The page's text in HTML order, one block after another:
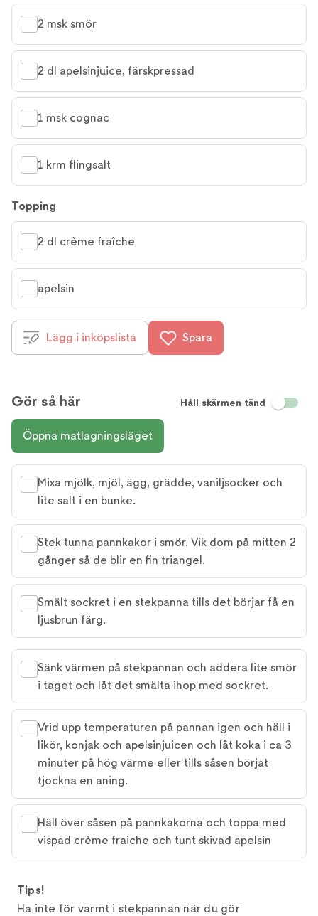
2 msk smör
2 dl apelsinjuice, färskpressad
1 msk cognac
1 krm flingsalt
Topping
2 dl crème fraîche
apelsin
Lägg i inköpslista Spara
Gör så här Håll skärmen tänd
Öppna matlagningsläget
Mixa mjölk, mjöl, ägg, grädde, vaniljsocker och
lite salt i en bunke.
Stek tunna pannkakor i smör. Vik dom på mitten 2
gånger så de blir en fin triangel.
Smält sockret i en stekpanna tills det börjar få en
ljusbrun färg.
Sänk värmen på stekpannan och addera lite smör
i taget och låt det smälta ihop med sockret.
Vrid upp temperaturen på pannan igen och häll i
likör, konjak och apelsinjuicen och låt koka i ca 3
minuter på hög värme eller tills såsen börjat
tjockna en aning.
Häll över såsen på pannkakorna och toppa med
vispad crème fraiche och tunt skivad apelsin
Tips!
Ha inte för varmt i stekpannan när du gör